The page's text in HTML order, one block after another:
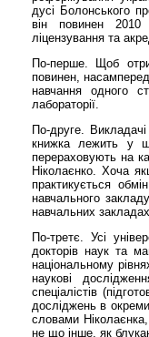
дусі Болонського
він повинен 2010
ліцензування та
По-перше. Щоб
повинен,
навчання одного
лабораторії.
По-друге.
книжка лежить у
перераховують на
Ніколаєнко. Хоча
практикується
навчального
навчальних
По-третє. Усі
докторів наук та
національному
наукові
спеціалістів
досліджень в
словами
не що інше, як